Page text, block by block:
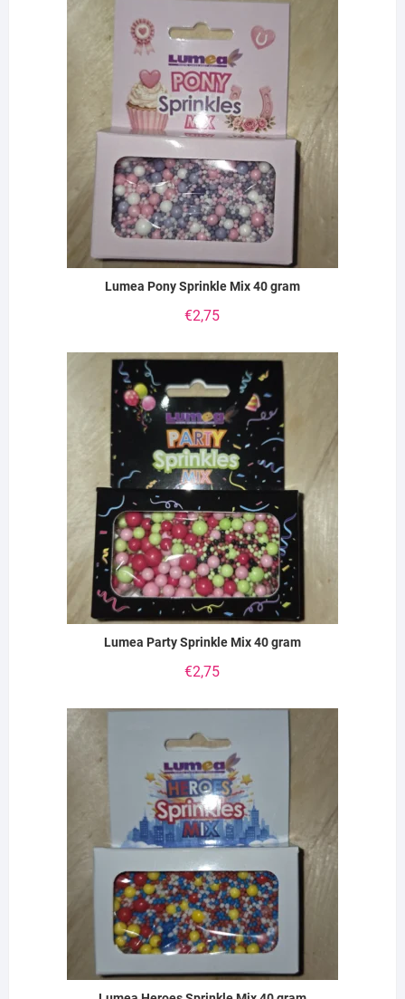
Lumea Pony Sprinkle Mix 40 gram
€2,75
Lumea Party Sprinkle Mix 40 gram
€2,75